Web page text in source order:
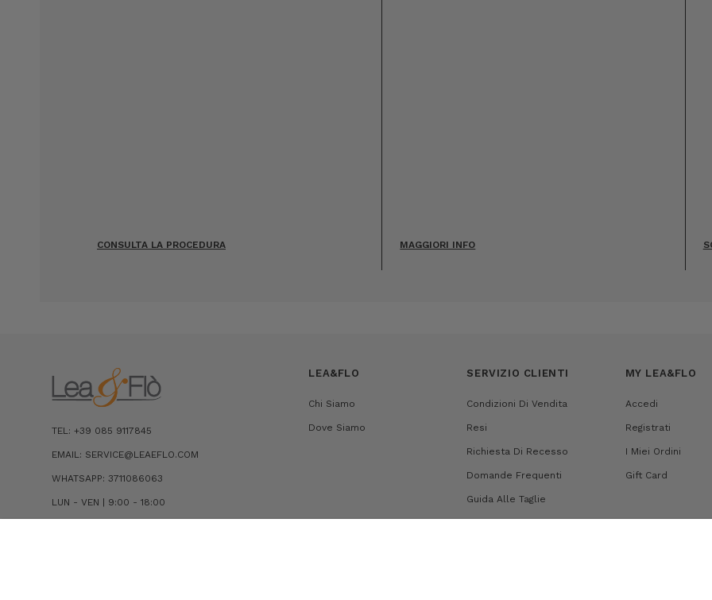
CONSULTA LA PROCEDURA MAGGIORI INFO
TEL: +39 085 9117845
EMAIL: SERVICE@LEAEFLO.COM
WHATSAPP: 3711086063
LUN - VEN | 9:00 - 18:00
LEA&FLO
Chi Siamo
Dove Siamo
SERVIZIO CLIENTI
Condizioni Di Vendita
Resi
Richiesta Di Recesso
Domande Frequenti
Guida Alle Taglie
MY LEA&FLO
Accedi
Registrati
I Miei Ordini
Gift Card